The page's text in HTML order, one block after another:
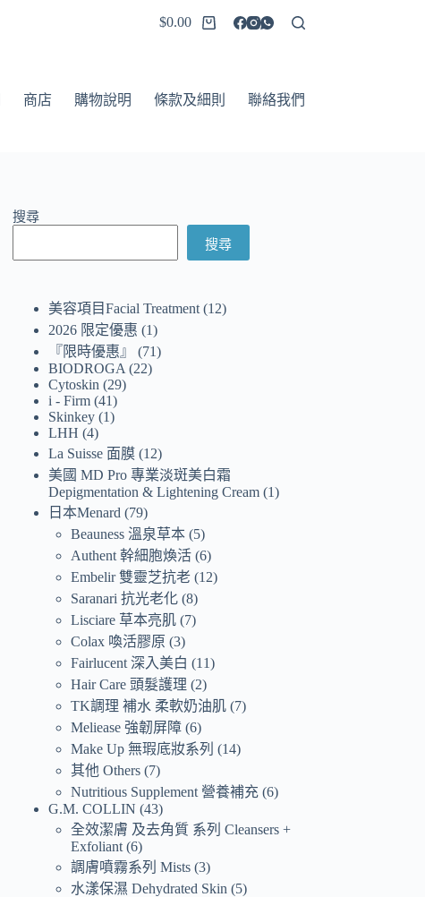
$0.00
商店 購物說明 條款及細則 聯絡我們
搜尋
搜尋
美容項目Facial Treatment 12
2026 限定優惠
1
『限時優惠』
71
BIODROGA
22
Cytoskin
29
i - Firm 41
Skinkey 1
LHH 4
La Suisse 面膜 12
美國 MD Pro 專業淡斑美白霜
Depigmentation & Lightening Cream 1
日本Menard
79
Beauness 溫泉草本 5
Authent 幹細胞煥活 6
Embelir 雙靈芝抗老 12
Saranari 抗光老化 8
Lisciare 草本亮肌 7
Colax 喚活膠原 3
Fairlucent 深入美白
11
Hair Care 頭髮護理
2
TK調理 補水 柔軟奶油肌 7
Meliease 強韌屏障 6
Make Up 無瑕底妝系列
14
其他 Others 7
Nutritious Supplement 營養補充 6
G.M. COLLIN 43
全效潔膚 及去角質 系列 Cleansers +
Exfoliant 6
調膚噴霧系列 Mists 3
水漾保濕 Dehydrated Skin
5